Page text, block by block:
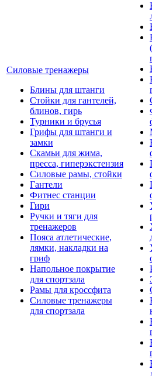
Силовые тренажеры
Блины для штанги
Стойки для гантелей,
блинов, гирь
Турники и брусья
Грифы для штанги и
замки
Скамьи для жима,
пресса, гиперэкстензия
Силовые рамы, стойки
Гантели
Фитнес станции
Гири
Ручки и тяги для
тренажеров
Пояса атлетические,
лямки, накладки на
гриф
Напольное покрытие
для спортзала
Рамы для кроссфита
Силовые тренажеры
для спортзала